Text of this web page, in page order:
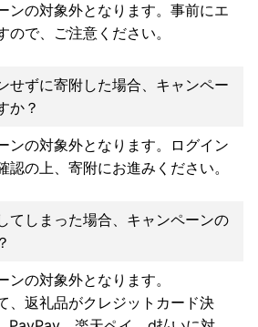
ンの対象外となります。事前にエ
ので、ご注意ください。
せずに寄附した場合、キャンペー
か？
ンの対象外となります。ログイン
認の上、寄附にお進みください。
てしまった場合、キャンペーンの
ンの対象外となります。
、返礼品がクレジットカード決